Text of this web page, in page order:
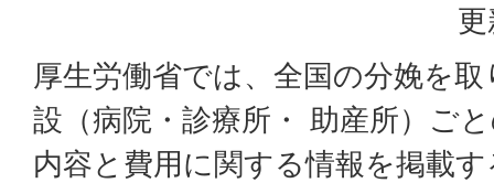
厚生労働省では、全国の分娩を
設（病院・診療所・ 助産所）ご
内容と費用に関する情報を掲載